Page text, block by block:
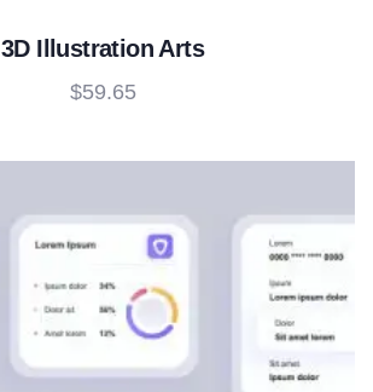
3D Illustration Arts
$59.65